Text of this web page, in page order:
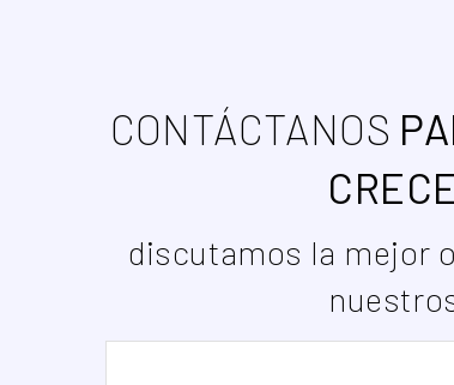
CONTÁCTANOS
discutamos la mejor